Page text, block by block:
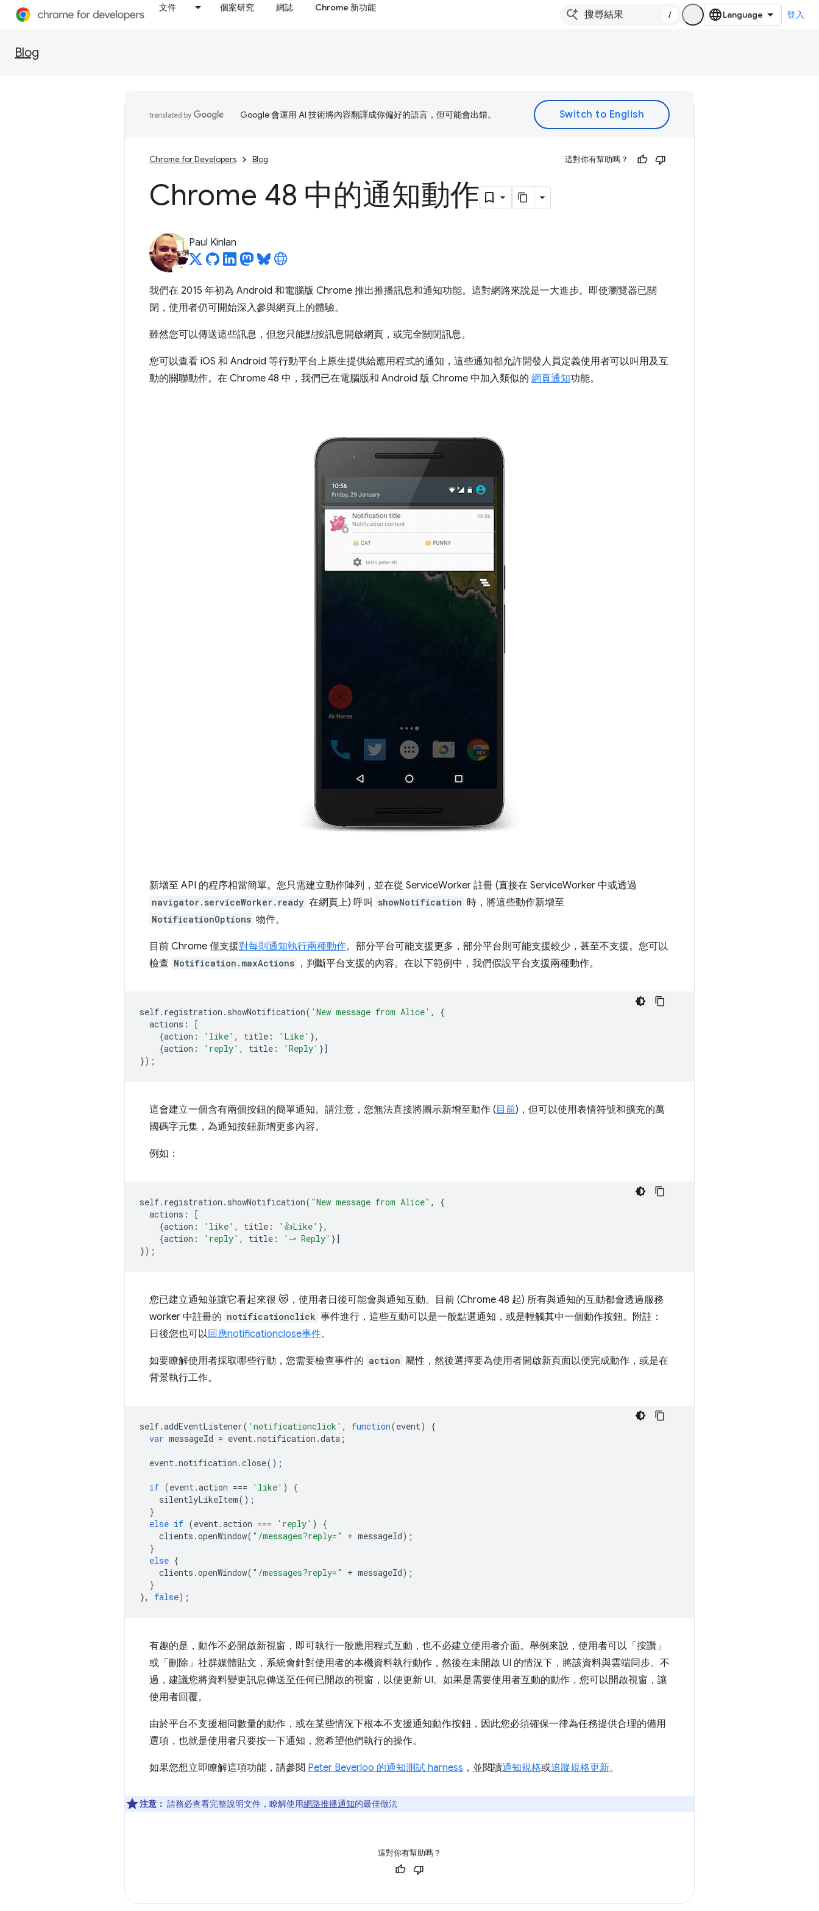
文件 個案研究 網誌 Chrome 新功能
/ 登入
Blog
Google 會運用 AI 技術將內容翻譯成你偏好的語言，但可能會出錯。
Chrome for Developers Blog 這對你有幫助嗎？
Chrome 48 中的通知動作
Paul Kinlan
我們在 2015 年初為 Android 和電腦版 Chrome 推出推播訊息和通知功能。這對網路來說是一大進步。即使瀏覽器已關
閉，使用者仍可開始深入參與網頁上的體驗。
雖然您可以傳送這些訊息，但您只能點按訊息開啟網頁，或完全關閉訊息。
您可以查看 iOS 和 Android 等行動平台上原生提供給應用程式的通知，這些通知都允許開發人員定義使用者可以叫用及互
動的關聯動作。在 Chrome 48 中，我們已在電腦版和 Android 版 Chrome 中加入類似的 網頁通知功能。
新增至 API 的程序相當簡單。您只需建立動作陣列，並在從 ServiceWorker 註冊 (直接在 ServiceWorker 中或透過
navigator.serviceWorker.ready 在網頁上) 呼叫 showNotification 時，將這些動作新增至
NotificationOptions 物件。
目前 Chrome 僅支援對每則通知執行兩種動作。部分平台可能支援更多，部分平台則可能支援較少，甚至不支援。您可以
檢查 Notification.maxActions ，判斷平台支援的內容。在以下範例中，我們假設平台支援兩種動作。
self. registration . showNotification( 'New message from Alice' ,
{
actions :
[
{action : 'like' , title : 'Like' },
{action : 'reply' , title : 'Reply' }]
});
這會建立一個含有兩個按鈕的簡單通知。請注意，您無法直接將圖示新增至動作 ( 目前)，但可以使用表情符號和擴充的萬
國碼字元集，為通知按鈕新增更多內容。
例如：
self. registration . showNotification( "New message from Alice" ,
{
actions :
[
{action : 'like' , title : '👍Like' },
{action : 'reply' , title : '⤻ Reply' }]
});
您已建立通知並讓它看起來很 😻，使用者日後可能會與通知互動。目前 (Chrome 48 起) 所有與通知的互動都會透過服務
worker 中註冊的 notificationclick 事件進行，這些互動可以是一般點選通知，或是輕觸其中一個動作按鈕。附註：
日後您也可以回應notificationclose事件。
如要瞭解使用者採取哪些行動，您需要檢查事件的 action 屬性，然後選擇要為使用者開啟新頁面以便完成動作，或是在
背景執行工作。
self.addEventListener( 'notificationclick' , function(event)
{
var messageId = event.notification .data ;
event.notification .close();
if (event.action === 'like' )
{
silentlyLikeItem();
}
else if (event.action === 'reply' )
{
clients .openWindow( "/messages?reply=" + messageId);
}
else {
clients .openWindow( "/messages?reply=" + messageId);
}
},
false);
有趣的是，動作不必開啟新視窗，即可執行一般應用程式互動，也不必建立使用者介面。舉例來說，使用者可以「按讚」
或「刪除」社群媒體貼文，系統會針對使用者的本機資料執行動作，然後在未開啟 UI 的情況下，將該資料與雲端同步。不
過，建議您將資料變更訊息傳送至任何已開啟的視窗，以便更新 UI。如果是需要使用者互動的動作，您可以開啟視窗，讓
使用者回覆。
由於平台不支援相同數量的動作，或在某些情況下根本不支援通知動作按鈕，因此您必須確保一律為任務提供合理的備用
選項，也就是使用者只要按一下通知，您希望他們執行的操作。
如果您想立即瞭解這項功能，請參閱 Peter Beverloo 的通知測試 harness ，並閱讀通知規格或追蹤規格更新。
注意： 請務必查看完整說明文件，瞭解使用網路推播通知的最佳做法
這對你有幫助嗎？